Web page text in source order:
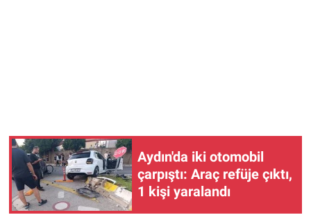
Aydın'da iki otomobil
çarpıştı: Araç refüje çıktı,
1 kişi yaralandı